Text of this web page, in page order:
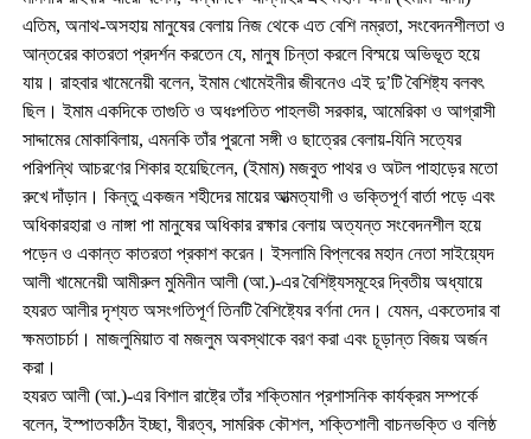
এতিম, অনাথ-অসহায় মানুষের বেলায় নিজ থেকে এত বেশি নম্রতা, সংবেদনশীলতা ও
আন্তরের কাতরতা প্রদর্শন করতেন যে, মানুষ চিন্তা করলে বিস্ময়ে অভিভূত হয়ে
যায়। রাহবার খামেনেয়ী বলেন, ইমাম খোমেইনীর জীবনেও এই দু’টি বৈশিষ্ট্য বলবৎ
ছিল। ইমাম একদিকে তাগুতি ও অধঃপতিত পাহলভী সরকার, আমেরিকা ও আগ্রাসী
সাদ্দামের মোকাবিলায়, এমনকি তাঁর পুরনো সঙ্গী ও ছাত্রের বেলায়-যিনি সত্যের
পরিপন্থি আচরণের শিকার হয়েছিলেন, (ইমাম) মজবুত পাথর ও অটল পাহাড়ের মতো
রুখে দাঁড়ান। কিন্তু একজন শহীদের মায়ের আত্মত্যাগী ও ভক্তিপূর্ণ বার্তা পড়ে এবং
অধিকারহারা ও নাঙ্গা পা মানুষের অধিকার রক্ষার বেলায় অত্যন্ত সংবেদনশীল হয়ে
পড়েন ও একান্ত কাতরতা প্রকাশ করেন। ইসলামি বিপ্লবের মহান নেতা সাইয়্যেদ
আলী খামেনেয়ী আমীরুল মুমিনীন আলী (আ.)-এর বৈশিষ্ট্যসমূহের দ্বিতীয় অধ্যায়ে
হযরত আলীর দৃশ্যত অসংগতিপূর্ণ তিনটি বৈশিষ্ট্যের বর্ণনা দেন। যেমন, একতেদার বা
ক্ষমতাচর্চা। মাজলুমিয়াত বা মজলুম অবস্থাকে বরণ করা এবং চূড়ান্ত বিজয় অর্জন
করা।
হযরত আলী (আ.)-এর বিশাল রাষ্ট্রে তাঁর শক্তিমান প্রশাসনিক কার্যক্রম সম্পর্কে
বলেন, ইস্পাতকঠিন ইচ্ছা, বীরত্ব, সামরিক কৌশল, শক্তিশালী বাচনভক্তি ও বলিষ্ঠ